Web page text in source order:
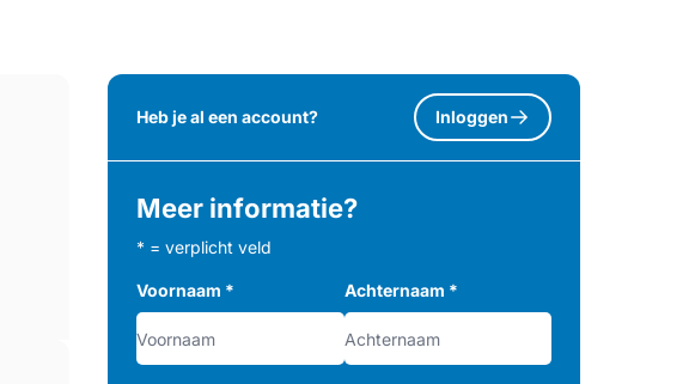
Heb je al een account? Inloggen
Meer informatie?
* = verplicht veld
Voornaam * Achternaam *